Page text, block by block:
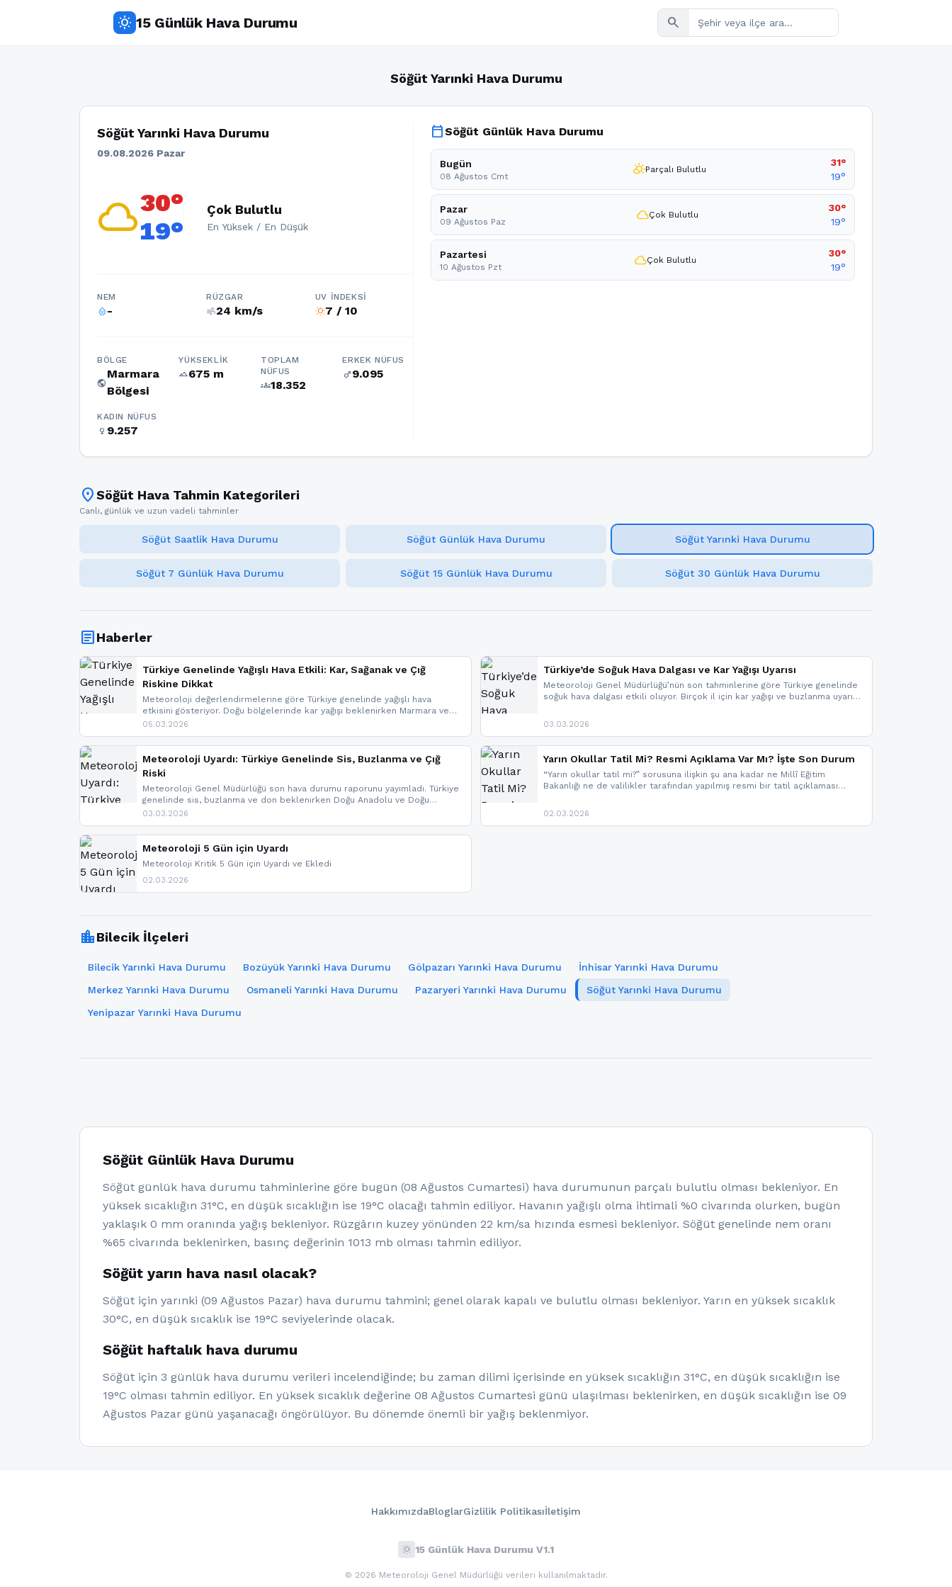
wb_sunny 15 Günlük Hava Durumu search
Söğüt Yarınki Hava Durumu
Söğüt Yarınki Hava Durumu
09.08.2026 Pazar
cloud30°
19°
Çok Bulutlu
En Yüksek / En Düşük
NEM
humidity_percentage-
RÜZGAR
air24 km/s
UV İNDEKSI
wb_sunny7 / 10
BÖLGE
public
Marmara
Bölgesi
YÜKSEKLIK
terrain675 m
TOPLAM
NÜFUS
groups18.352
ERKEK NÜFUS
male9.095
KADIN NÜFUS
female 9.257
calendar_todaySöğüt Günlük Hava Durumu
Bugün
08 Ağustos Cmt partly_cloudy_dayParçalı Bulutlu
31°
19°
Pazar
09 Ağustos Paz cloudÇok Bulutlu
30°
19°
Pazartesi
10 Ağustos Pzt cloudÇok Bulutlu
30°
19°
location_onSöğüt Hava Tahmin Kategorileri
Canlı, günlük ve uzun vadeli tahminler
Söğüt Saatlik Hava Durumu Söğüt Günlük Hava Durumu Söğüt Yarınki Hava Durumu
Söğüt 7 Günlük Hava Durumu Söğüt 15 Günlük Hava Durumu Söğüt 30 Günlük Hava Durumu
articleHaberler
Türkiye Genelinde Yağışlı Hava Etkili: Kar, Sağanak ve Çığ
Riskine Dikkat
Meteoroloji değerlendirmelerine göre Türkiye genelinde yağışlı hava
etkisini gösteriyor. Doğu bölgelerinde kar yağışı beklenirken Marmara ve
Kuzey Ege’de sağanak yağmur, yüksek kesimlerde ise çığ tehlikesi
yaşanabileceği belirtiliyor.
05.03.2026
Türkiye’de Soğuk Hava Dalgası ve Kar Yağışı Uyarısı
Meteoroloji Genel Müdürlüğü’nün son tahminlerine göre Türkiye genelinde
soğuk hava dalgası etkili oluyor. Birçok il için kar yağışı ve buzlanma uyarısı
03.03.2026
Meteoroloji Uyardı: Türkiye Genelinde Sis, Buzlanma ve Çığ
Riski
Meteoroloji Genel Müdürlüğü son hava durumu raporunu yayımladı. Türkiye
genelinde sis, buzlanma ve don beklenirken Doğu Anadolu ve Doğu
Karadeniz’in yüksek kesimlerinde çığ riski uyarısı yapıldı. İşte son dakika
03.03.2026
Yarın Okullar Tatil Mi? Resmi Açıklama Var Mı? İşte Son Durum
“Yarın okullar tatil mi?” sorusuna ilişkin şu ana kadar ne Millî Eğitim
Bakanlığı ne de valilikler tarafından yapılmış resmi bir tatil açıklaması
paylaşacağız. En hızlı şekilde haberdar olmak için sitemizi takip edebilir ve
02.03.2026
Meteoroloji 5 Gün için Uyardı
Meteoroloji Kritik 5 Gün için Uyardı ve Ekledi
02.03.2026
location_cityBilecik İlçeleri
Bilecik Yarınki Hava Durumu Bozüyük Yarınki Hava Durumu Gölpazarı Yarınki Hava Durumu
İnhisar Yarınki Hava Durumu
Merkez Yarınki Hava Durumu
Osmaneli Yarınki Hava Durumu Pazaryeri Yarınki Hava Durumu
Söğüt Yarınki Hava Durumu
Yenipazar Yarınki Hava Durumu
Söğüt Günlük Hava Durumu
Söğüt günlük hava durumu tahminlerine göre bugün (08 Ağustos Cumartesi) hava durumunun parçalı bulutlu olması bekleniyor. En
yüksek sıcaklığın 31°C, en düşük sıcaklığın ise 19°C olacağı tahmin ediliyor. Havanın yağışlı olma ihtimali %0 civarında olurken, bugün
yaklaşık 0 mm oranında yağış bekleniyor. Rüzgârın kuzey yönünden 22 km/sa hızında esmesi bekleniyor. Söğüt genelinde nem oranı
%65 civarında beklenirken, basınç değerinin 1013 mb olması tahmin ediliyor.
Söğüt yarın hava nasıl olacak?
Söğüt için yarınki (09 Ağustos Pazar) hava durumu tahmini; genel olarak kapalı ve bulutlu olması bekleniyor. Yarın en yüksek sıcaklık
30°C, en düşük sıcaklık ise 19°C seviyelerinde olacak.
Söğüt haftalık hava durumu
Söğüt için 3 günlük hava durumu verileri incelendiğinde; bu zaman dilimi içerisinde en yüksek sıcaklığın 31°C, en düşük sıcaklığın ise
19°C olması tahmin ediliyor. En yüksek sıcaklık değerine 08 Ağustos Cumartesi günü ulaşılması beklenirken, en düşük sıcaklığın ise 09
Ağustos Pazar günü yaşanacağı öngörülüyor. Bu dönemde önemli bir yağış beklenmiyor.
HakkımızdaBloglarGizlilik Politikasıİletişim
wb_sunny 15 Günlük Hava Durumu V1.1
© 2026 Meteoroloji Genel Müdürlüğü verileri kullanılmaktadır.